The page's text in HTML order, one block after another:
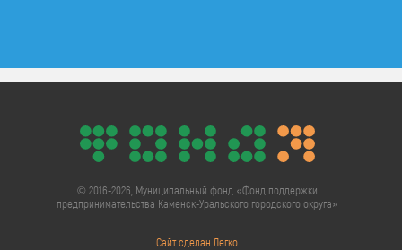
© 2016-2026, Муниципальный фонд «Фонд поддержки
предпринимательства Каменск-Уральского городского округа»
Сайт сделан Легко